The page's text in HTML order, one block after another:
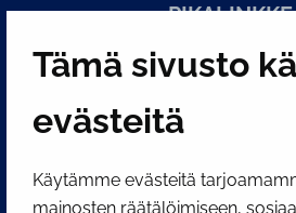
Tämä sivusto
evästeitä
Käytämme evästeitä
mainosten räätälöimiseen,
Näytä
SOSIAALINEN
Facebook InstagramYouTube